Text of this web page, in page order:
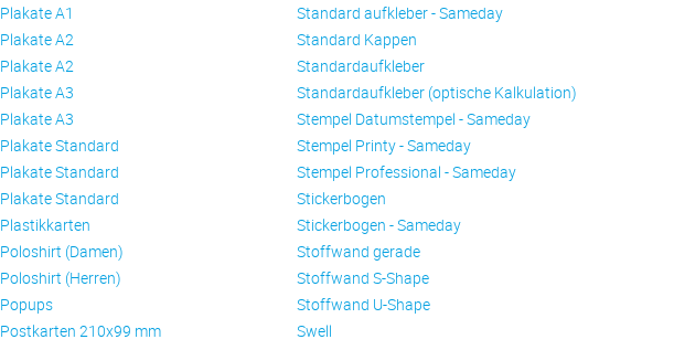
Plakate A1
Plakate A2
Plakate A2
Plakate A3
Plakate A3
Plakate Standard
Plakate Standard
Plakate Standard
Plastikkarten
Poloshirt (Damen)
Poloshirt (Herren)
Popups
Postkarten 210x99 mm
Standard aufkleber - Sameday
Standard Kappen
Standardaufkleber
Standardaufkleber (optische Kalkulation)
Stempel Datumstempel - Sameday
Stempel Printy - Sameday
Stempel Professional - Sameday
Stickerbogen
Stickerbogen - Sameday
Stoffwand gerade
Stoffwand S-Shape
Stoffwand U-Shape
Swell